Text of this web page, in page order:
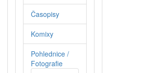
Časopisy
Komixy
Pohlednice /
Fotografie